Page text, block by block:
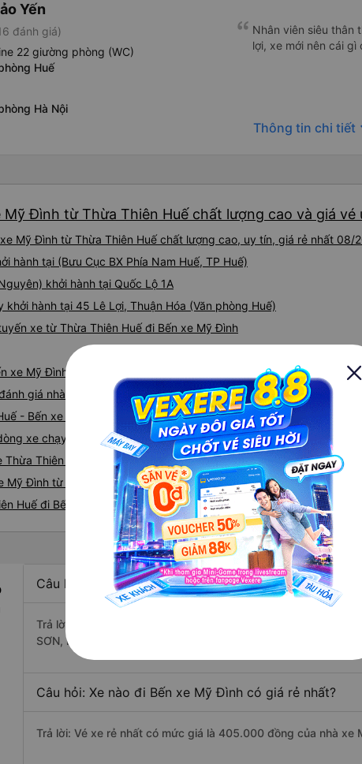
Yến
đánh giá)
22 giường phòng (WC)
Huế
Hà Nội
Nhân viên siêu thân
lợi, xe mới nên cái gì
Thông tin chi tiết
Đình từ Thừa Thiên Huế chất lượng cao và giá vé
Mỹ Đình từ Thừa Thiên Huế chất lượng cao, uy tín, giá rẻ nhất 08/
hành tại (Bưu Cục BX Phía Nam Huế, TP Huế)
khởi hành tại Quốc Lộ 1A
khởi hành tại 45 Lê Lợi, Thuận Hóa (Văn phòng Huế)
xe từ Thừa Thiên Huế đi Bến xe Mỹ Đình
xe Mỹ Đình từ Thừa Thiên Huế
giá nhà xe Thừa Thiên Huế Bến xe Mỹ Đình
- Bến xe Mỹ Đình
xe chạy tuyến đường Thừa Thiên Huế đi Bến xe Mỹ Đình
Thiên Huế - Bến xe Mỹ Đình
Mỹ Đình từ Thừa Thiên Huế nhanh và uy tín nhất
Huế đi Bến xe Mỹ Đình
Câu hỏi: Nhà xe đi Bến xe Mỹ Đình từ Thừa Thiên
Trả lời: Xe đi Bến xe Mỹ Đình từ Thừa Thiên Huế được đánh
SƠN, Ngọc Ánh (Thái Nguyên), Minh Mập Luxury.
Câu hỏi: Xe nào đi Bến xe Mỹ Đình có giá rẻ nhất?
Trả lời: Vé xe rẻ nhất có mức giá là 405.000 đồng của nhà xe